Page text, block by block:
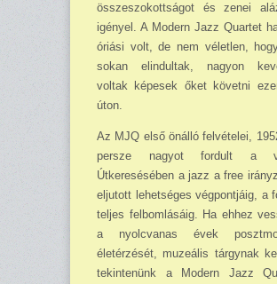
összeszokottságot és zenei
igényel. A Modern Jazz Quartet
óriási volt, de nem véletlen,
sokan elindultak, nagyon
voltak képesek őket követni
úton.
Az MJQ első önálló felvételei,
persze nagyot fordult a
Útkeresésében a jazz a free
eljutott lehetséges végpontjáig, a
teljes felbomlásáig. Ha ehhez
a nyolcvanas évek
életérzését, muzeális tárgynak
tekintenünk a Modern Jazz